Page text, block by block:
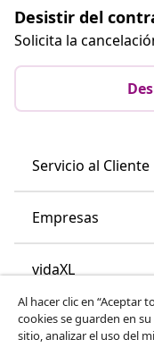
Desistir del
Solicita la
Servicio al Cliente
Empresas
vidaXL
Descubre mas
Al hacer clic en “Aceptar
cookies se guarden en
sitio, analizar el uso del